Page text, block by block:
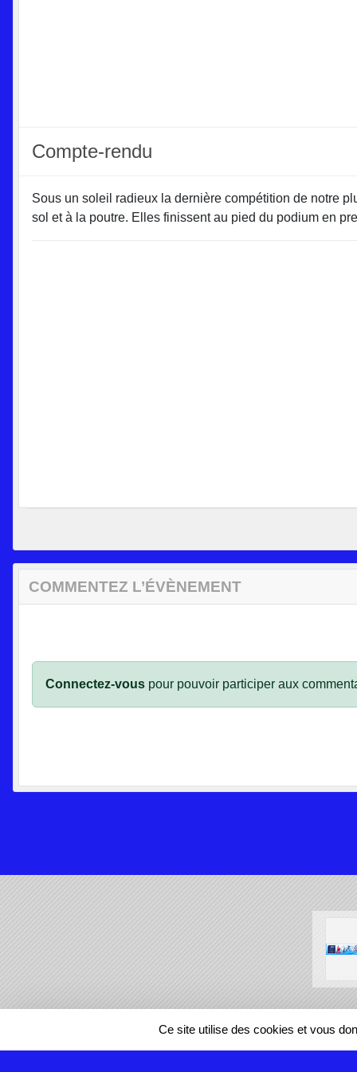
Compte-rendu
Sous un soleil radieux la dernière compétition de notre
sol et à la poutre. Elles finissent au pied du podium en
COMMENTEZ L’ÉVÈNEMENT
Connectez-vous pour pouvoir participer aux
REGIONS
Ce site utilise des cookies et vous